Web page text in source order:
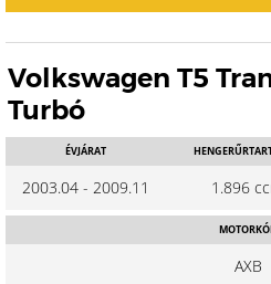
Volkswagen T5
Turbó
ÉVJÁRAT
2003.04 - 2009.11 1.896
AXB